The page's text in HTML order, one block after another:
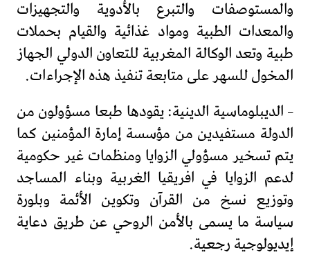
والمستوصفات والتبرع بالأدوية والتجهيزات
والمعدات الطبية ومواد غذائية والقيام بحملات
طبية وتعد الوكالة المغربية للتعاون الدولي الجهاز
المخول للسهر على متابعة تنفيذ هذه الإجراءات.
– الديبلوماسية الدينية: يقودها طبعا مسؤولون من
الدولة مستفيدين من مؤسسة إمارة المؤمنين كما
يتم تسخير مسؤولي الزوايا ومنظمات غير حكومية
لدعم الزوايا في افريقيا الغربية وبناء المساجد
وتوزيع نسخ من القرآن وتكوين الأئمة وبلورة
سياسة ما يسمى بالأمن الروحي عن طريق دعاية
إيديولوجية رجعية.